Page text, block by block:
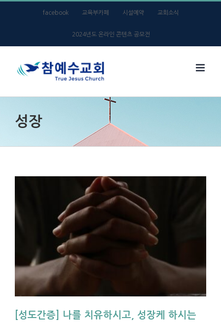
facebook 교육부카페 시설예약 교회소식
2024년도 온라인 콘텐츠 공모전
성장
[성도간증] 나를 치유하시고, 성장케 하시는